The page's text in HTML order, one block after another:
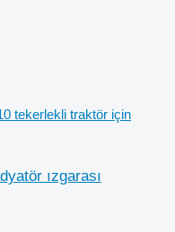
tekerlekli traktör için
ızgarası